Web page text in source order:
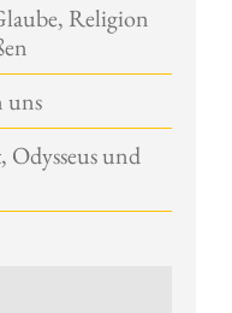
Religion
uns
Odysseus und